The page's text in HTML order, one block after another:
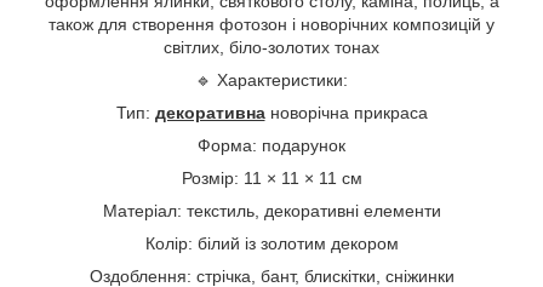
також для створення фотозон і новорічних композицій у
світлих, біло-золотих тонах
🔹 Характеристики:
Тип: декоративнановорічна прикраса
Форма: подарунок
Розмір: 11 × 11 × 11 см
Матеріал: текстиль, декоративні елементи
Колір: білий із золотим декором
Оздоблення: стрічка, бант, блискітки, сніжинки